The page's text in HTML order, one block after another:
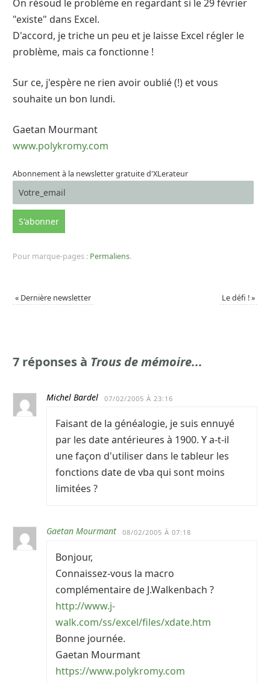
On résoud le problème en regardant si le 29 février
"existe" dans Excel.
D'accord, je triche un peu et je laisse Excel régler le
problème, mais ca fonctionne !
Sur ce, j'espère ne rien avoir oublié (!) et vous
souhaite un bon lundi.
Gaetan Mourmant
www.polykromy.com
Abonnement à la newsletter gratuite d'XLerateur
Pour marque-pages : Permaliens.
« Dernière newsletter Le défi !»
7 réponses à Trous de mémoire...
Michel Bardel 07/02/2005 À 23:16
Faisant de la généalogie, je suis ennuyé
par les date antérieures à 1900. Y a-t-il
une façon d'utiliser dans le tableur les
fonctions date de vba qui sont moins
limitées ?
Gaetan Mourmant 08/02/2005 À 07:18
Bonjour,
Connaissez-vous la macro
complémentaire de J.Walkenbach ?
http://www.j-
walk.com/ss/excel/files/xdate.htm
Bonne journée.
Gaetan Mourmant
https://www.polykromy.com